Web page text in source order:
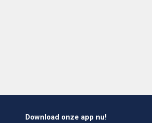
Download onze app nu!